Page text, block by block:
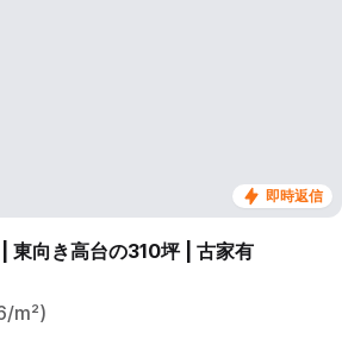
即時返信
東向き高台の310坪 | 古家有
m²)